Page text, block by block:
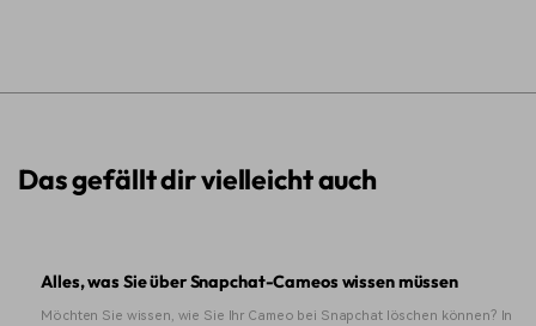
Das gefällt dir vielleicht auch
Alles, was Sie über Snapchat-Cameos wissen müssen
Möchten Sie wissen, wie Sie Ihr Cameo bei Snapchat löschen können? In